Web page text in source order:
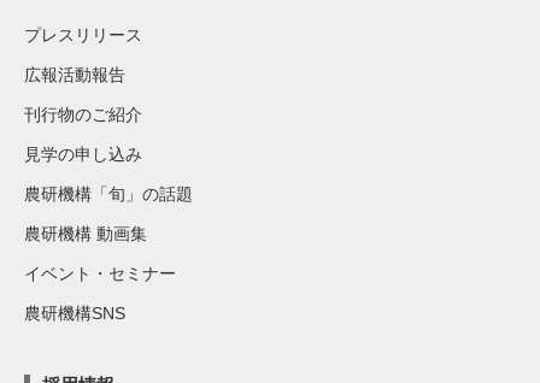
プレスリリース
広報活動報告
刊行物のご紹介
見学の申し込み
農研機構「旬」の話題
農研機構 動画集
イベント・セミナー
農研機構SNS